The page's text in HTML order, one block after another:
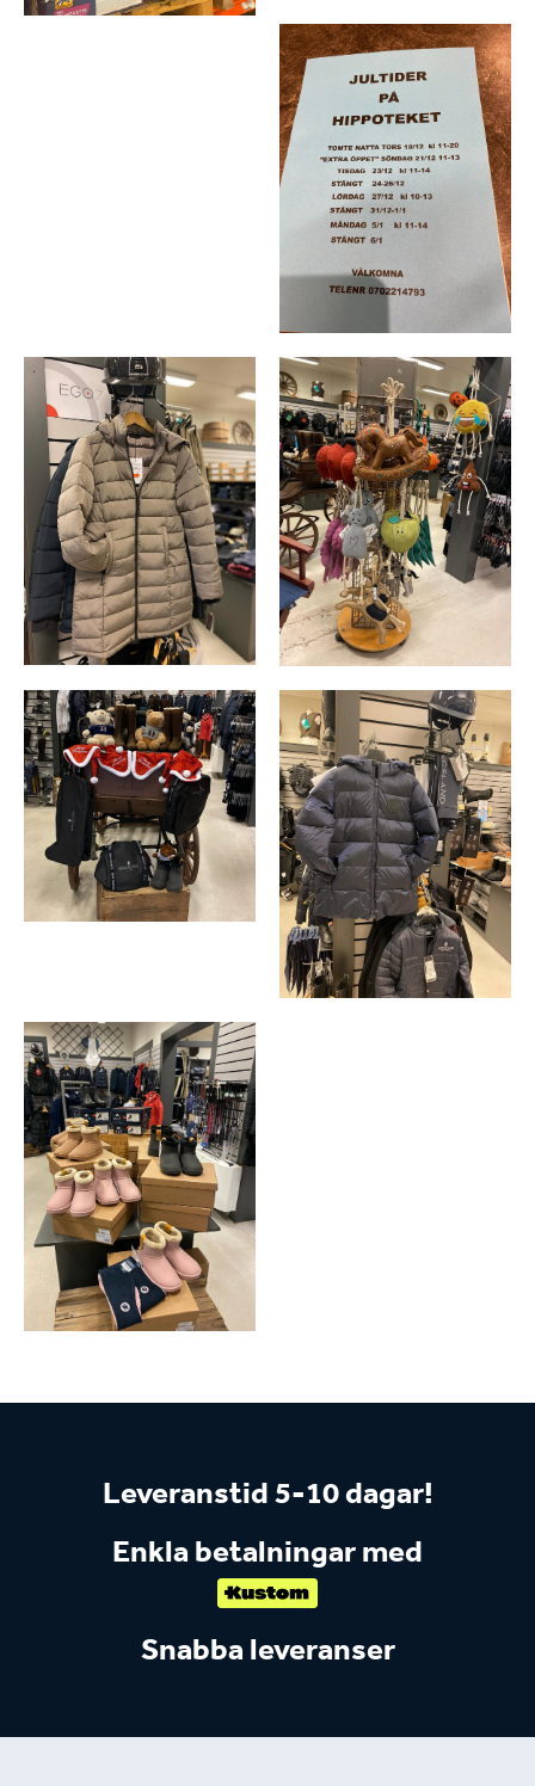
Leveranstid 5-10 dagar!
Enkla betalningar med
Snabba leveranser